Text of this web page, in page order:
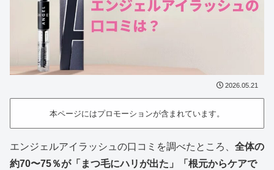
2026.05.21
本ページにはプロモーションが含まれています。
エンジェルアイラッシュの口コミを調べたところ、 全体の
約70〜75％が「まつ毛にハリが出た」「根元からケアで